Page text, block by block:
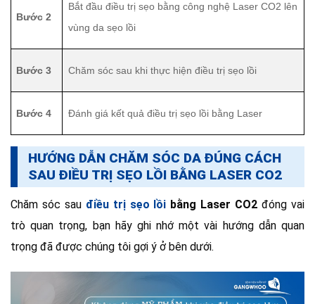
Bước 2
Bắt đầu điều trị sẹo bằng công nghệ Laser CO2 lên
vùng da sẹo lồi
Bước 3 Chăm sóc sau khi thực hiện điều trị sẹo lồi
Bước 4 Đánh giá kết quả điều trị sẹo lồi bằng Laser
HƯỚNG DẪN CHĂM SÓC DA ĐÚNG CÁCH
SAU ĐIỀU TRỊ SẸO LỒI BẰNG LASER CO2
Chăm sóc sau điều trị sẹo lồi bằng Laser CO2 đóng vai
trò quan trọng, bạn hãy ghi nhớ một vài hướng dẫn quan
trọng đã được chúng tôi gợi ý ở bên dưới.